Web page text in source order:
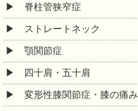
脊柱管狭窄症
ストレートネック
顎関節症
四十肩・五十肩
変形性膝関節症・膝の痛み